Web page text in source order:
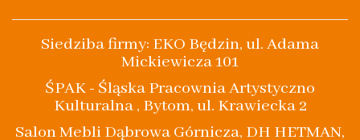
Siedziba firmy: EKO Będzin, ul. Adama
Mickiewicza 101
ŚPAK - Śląska Pracownia Artystyczno
Kulturalna , Bytom, ul. Krawiecka 2
Salon Mebli Dąbrowa Górnicza, DH HETMAN,